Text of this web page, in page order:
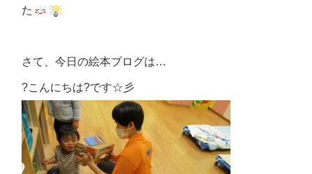
た
さて、今日の絵本ブログは…
?こんにちは?です☆彡